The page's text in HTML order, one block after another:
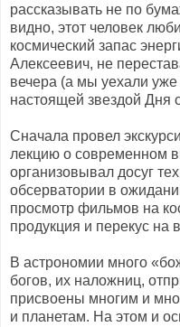
рассказывать не по
видно, этот человек
космический запас
Алексеевич, не
вечера (а мы уехали
настоящей звездой Дня
Сначала провел
лекцию о современном
организовывал досуг
обсерватории в
просмотр фильмов на
продукция и перекус
В астрономии много
богов, их наложниц,
присвоены многим и
и планетам. На этом и